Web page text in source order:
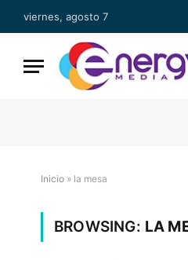
viernes, agosto 7
Inicio » la mesa
BROWSING: LA